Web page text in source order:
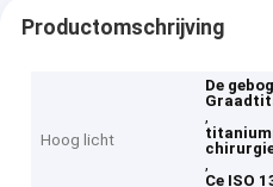
Productomschrijving
Hoog licht
De
,
,
Ce ISO